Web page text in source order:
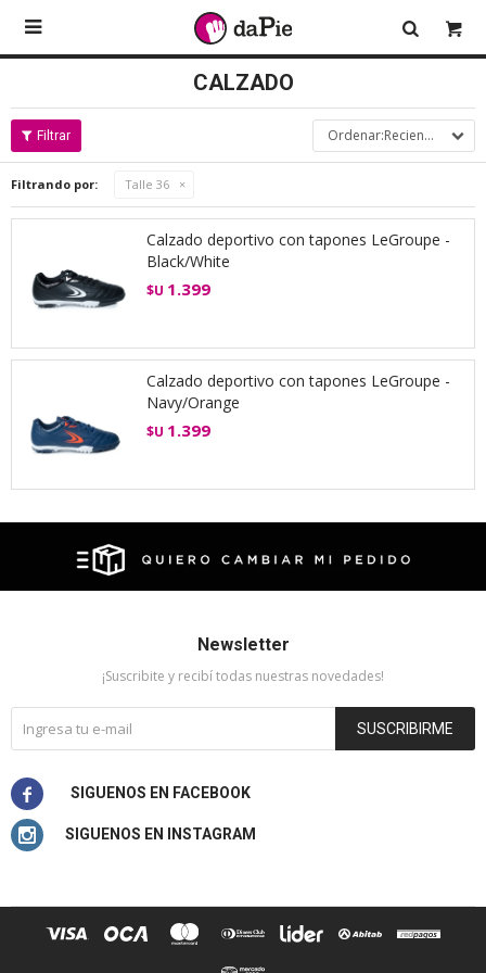

CALZADO
Recientes
Filtrando por: Talle 36
Calzado deportivo con tapones LeGroupe -
Black/White
$U 1.399
Calzado deportivo con tapones LeGroupe -
Navy/Orange
$U 1.399
Newsletter
¡Suscribite y recibí todas nuestras novedades!
SUSCRIBIRME

